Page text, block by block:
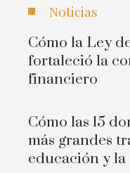
Noticias
Cómo la Ley
fortaleció la
financiero
Cómo las 15
más grandes
educación y la